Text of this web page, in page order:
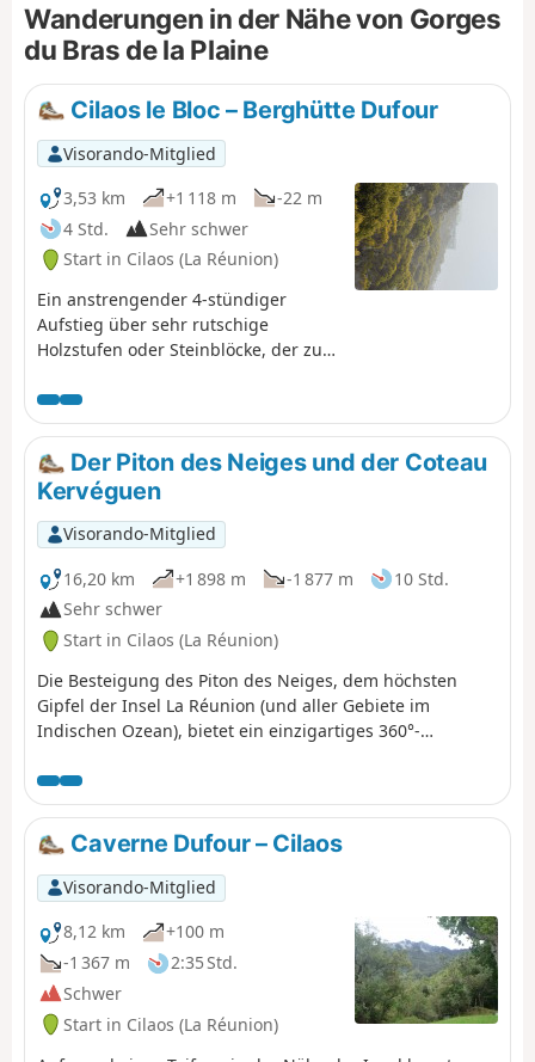
Wanderungen in der Nähe von Gorges
du Bras de la Plaine
Cilaos le Bloc – Berghütte Dufour
Visorando-Mitglied
3,53 km
+1 118 m
-22 m
4 Std.
Sehr schwer
Start in Cilaos (La Réunion)
Ein anstrengender 4-stündiger
Aufstieg über sehr rutschige
Holzstufen oder Steinblöcke, der zur
Dufour“ führt.
Der Piton des Neiges und der Coteau
Kervéguen
Visorando-Mitglied
16,20 km
+1 898 m -1 877 m
10 Std.
Sehr schwer
Start in Cilaos (La Réunion)
Die Besteigung des Piton des Neiges, dem höchsten
Gipfel der Insel La Réunion (und aller Gebiete im
Indischen Ozean), bietet ein einzigartiges 360°-
weniger begangenen Abstieg vorschlagen.
Caverne Dufour – Cilaos
Visorando-Mitglied
8,12 km
+100 m
-1 367 m
2:35 Std.
Schwer
Start in Cilaos (La Réunion)